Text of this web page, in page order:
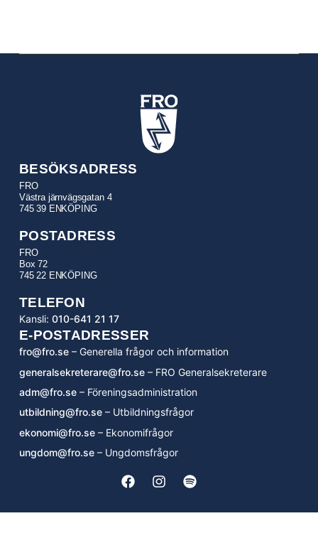
BESÖKSADRESS
FRO
Västra järnvägsgatan 4
745 39 ENKÖPING
POSTADRESS
FRO
Box 72
745 22 ENKÖPING
TELEFON
Kansli: 010-641 21 17
E-POSTADRESSER
fro@fro.se– Generella frågor och information
generalsekreterare@fro.se– FRO Generalsekreterare
adm@fro.se– Föreningsadministration
utbildning@fro.se– Utbildningsfrågor
ekonomi@fro.se– Ekonomifrågor
ungdom@fro.se– Ungdomsfrågor